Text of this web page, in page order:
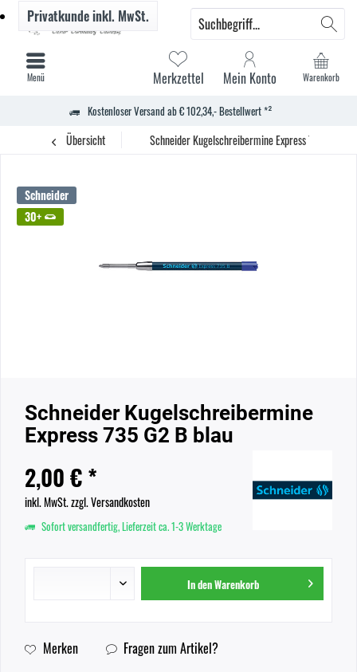
Kostenloser Versand ab € 102,34,- Bestellwert *²
Warenkorb
Merkzettel Mein Konto
Privatkundeinkl. MwSt.
Menü
Übersicht Schneider Kugelschreibermine Express 735 G2 B
Schneider
30+
Schneider Kugelschreibermine
Express 735 G2 B blau
2,00 € *
inkl. MwSt.zzgl. Versandkosten
Sofort versandfertig, Lieferzeit ca. 1-3 Werktage
In denWarenkorb
Merken Fragen zum Artikel?